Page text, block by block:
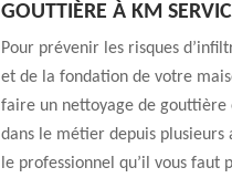
GOUTTIÈRE À KM
Pour prévenir les risques
et de la fondation de votre
faire un nettoyage de gouttière
dans le métier depuis plusieurs
le professionnel qu’il vous